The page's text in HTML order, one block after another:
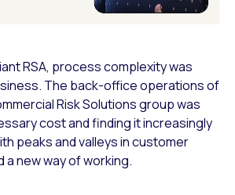
RSA, process complexity was
The back-office operations of
Risk Solutions group was
cost and finding it increasingly
peaks and valleys in customer
a new way of working.